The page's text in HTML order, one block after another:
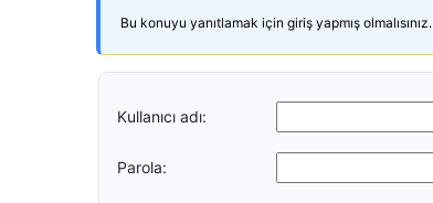
Bu konuyu yanıtlamak için giriş yapmış olmalısınız.
Kullanıcı adı:
Parola: